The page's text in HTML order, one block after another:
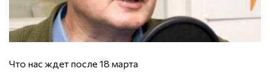
Что нас ждет после 18 марта